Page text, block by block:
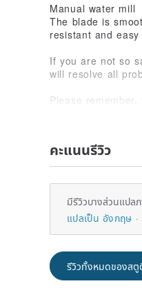
Manual water mill
The blade is
resistant and
If you are not so
will resolve all
Please
Wishing you a
[For SEO ONLY]
.
คะแนนรีวิว
มีรีวิวบางส่วนแปล
แปลเป็น อังกฤษ
รีวิวทั้งหมดของสตู